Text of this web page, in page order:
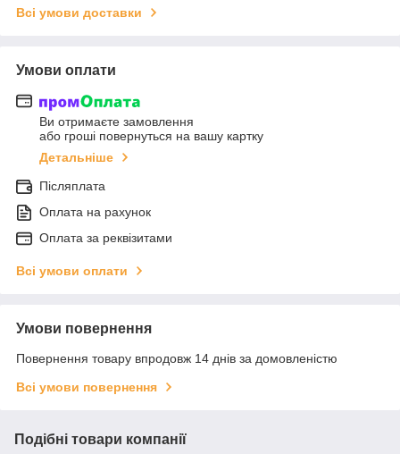
Всі умови доставки
Умови оплати
Ви отримаєте замовлення
або гроші повернуться на вашу картку
Детальніше
Післяплата
Оплата на рахунок
Оплата за реквізитами
Всі умови оплати
Умови повернення
Повернення товару впродовж 14 днів за домовленістю
Всі умови повернення
Подібні товари компанії